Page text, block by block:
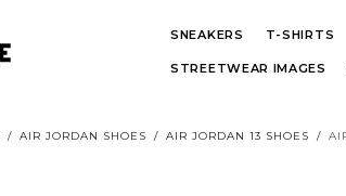
SNEAKERS T-SHIRTS
STREETWEAR IMAGES
/ AIR JORDAN SHOES / AIR JORDAN 13 SHOES /